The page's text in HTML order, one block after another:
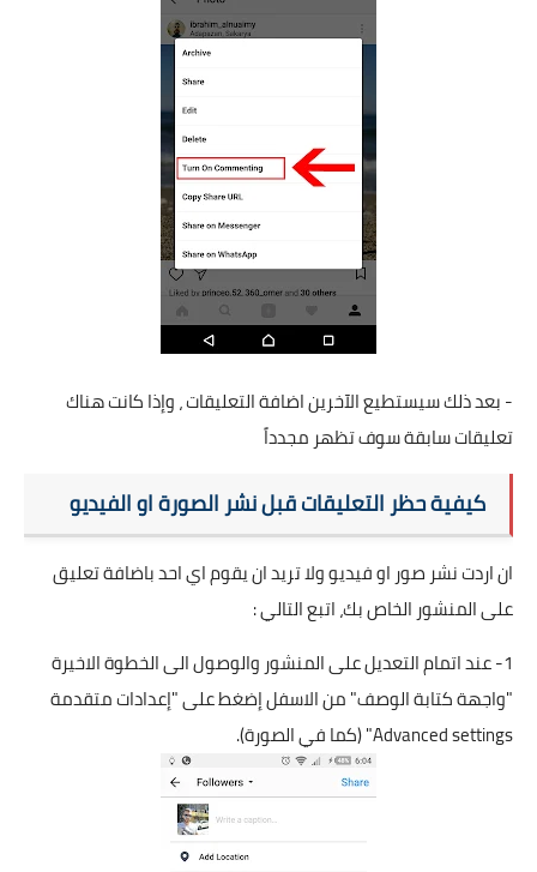
- بعد ذلك سيستطيع الآخرين اضافة التعليقات ، وإذا كانت هناك
تعليقات سابقة سوف تظهر مجدداً
كيفية حظر التعليقات قبل نشر الصورة او الفيديو
ان اردت نشر صور او فيديو ولا تريد ان يقوم اي احد باضافة تعليق
على المنشور الخاص بك، اتبع التالي :
1- عند اتمام التعديل على المنشور والوصول الى الخطوة الاخيرة
"واجهة كتابة الوصف" من الاسفل إضغط على "إعدادات متقدمة
Advanced settings" (كما في الصورة).